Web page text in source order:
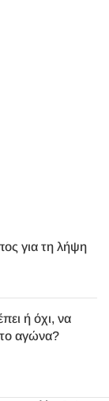
για τη λήψη
ή όχι, να
αγώνα?